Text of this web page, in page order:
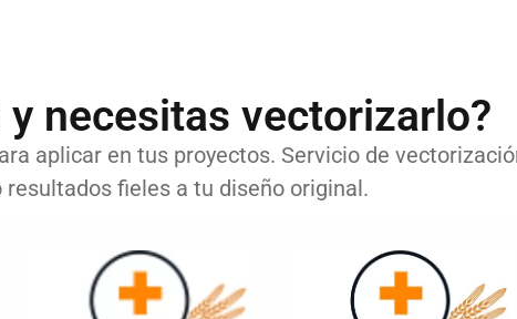
necesitas vectorizarlo?
aplicar en tus proyectos. Servicio de
fieles a tu diseño original.